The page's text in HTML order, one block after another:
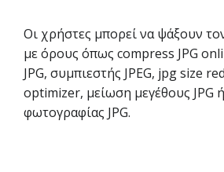
Οι χρήστες μπορεί να ψάξουν
με όρους όπως compress JPG
JPG, συμπιεστής JPEG, jpg size
optimizer, μείωση μεγέθους JPG
φωτογραφίας JPG.